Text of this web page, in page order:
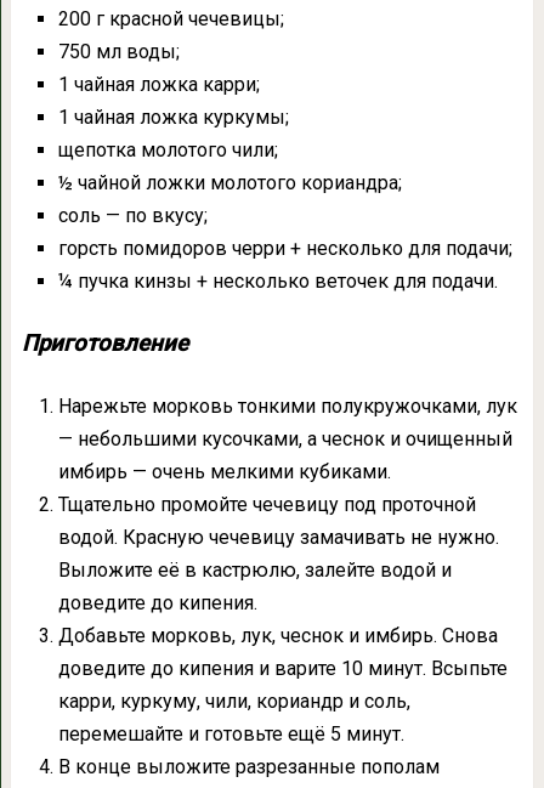
200 г красной чечевицы;
750 мл воды;
1 чайная ложка карри;
1 чайная ложка куркумы;
щепотка молотого чили;
½ чайной ложки молотого кориандра;
соль — по вкусу;
горсть помидоров черри + несколько для подачи;
¼ пучка кинзы + несколько веточек для подачи.
Приготовление
Нарежьте морковь тонкими полукружочками, лук
— небольшими кусочками, а чеснок и очищенный
имбирь — очень мелкими кубиками.
Тщательно промойте чечевицу под проточной
водой. Красную чечевицу замачивать не нужно.
Выложите её в кастрюлю, залейте водой и
доведите до кипения.
Добавьте морковь, лук, чеснок и имбирь. Снова
доведите до кипения и варите 10 минут. Всыпьте
карри, куркуму, чили, кориандр и соль,
перемешайте и готовьте ещё 5 минут.
В конце выложите разрезанные пополам